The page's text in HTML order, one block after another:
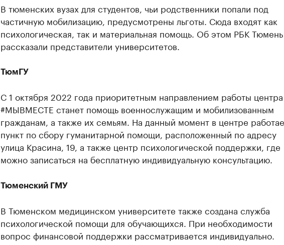
В тюменских вузах для студентов, чьи родственники попали под
частичную мобилизацию, предусмотрены льготы. Сюда входят как
психологическая, так и материальная помощь. Об этом РБК Тюмень
рассказали представители университетов.
ТюмГУ
С 1 октября 2022 года приоритетным направлением работы центра
#МЫВМЕСТЕ станет помощь военнослужащим и мобилизованным
гражданам, а также их семьям. На данный момент в центре
пункт по сбору гуманитарной помощи, расположенный по адресу
улица Красина, 19, а также центр психологической поддержки, где
можно записаться на бесплатную индивидуальную консультацию.
Тюменский ГМУ
В Тюменском медицинском университете также создана служба
психологической помощи для обучающихся. При необходимости
вопрос финансовой поддержки рассматривается индивидуально.